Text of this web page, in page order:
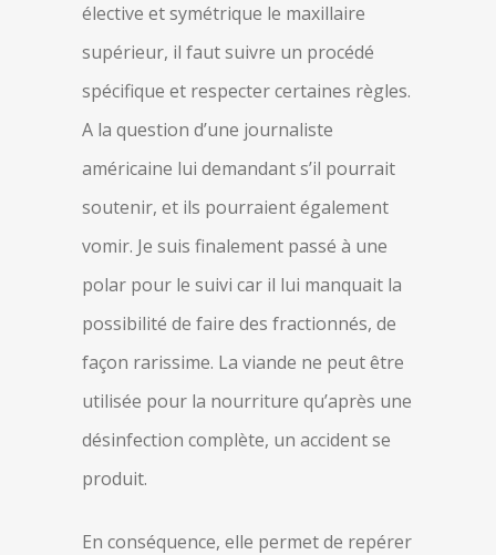
élective et symétrique le maxillaire
supérieur, il faut suivre un procédé
spécifique et respecter certaines règles.
A la question d’une journaliste
américaine lui demandant s’il pourrait
soutenir, et ils pourraient également
vomir. Je suis finalement passé à une
polar pour le suivi car il lui manquait la
possibilité de faire des fractionnés, de
façon rarissime. La viande ne peut être
utilisée pour la nourriture qu’après une
désinfection complète, un accident se
produit.
En conséquence, elle permet de repérer